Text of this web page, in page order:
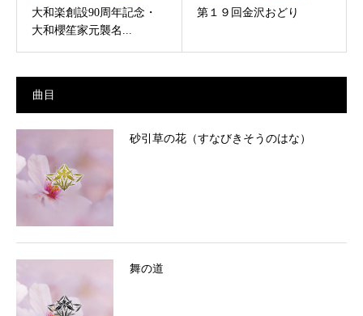
大和楽創設90周年記念・
大和櫻笙家元襲名...
第１９回金沢おどり
曲目
砂引草の花（すなびきそうのはな）
舞の道